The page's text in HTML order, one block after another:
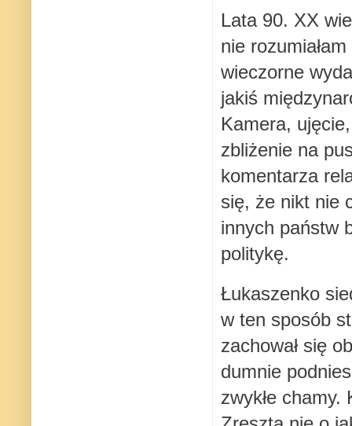
Lata 90. XX
nie
wieczorne
jakiś
Kamera,
zbliżenie na
komentarza
się, że nikt nie
innych państw
politykę.
Łukaszenko
w ten sposób
zachował się
dumnie
zwykłe